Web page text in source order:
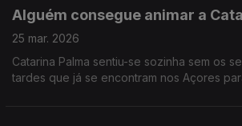
Alguém consegue animar a
25 mar. 2026
Catarina Palma sentiu-se sozinha sem os
tardes que já se encontram nos Açores